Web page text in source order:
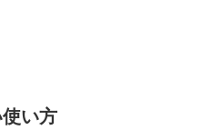
使い方